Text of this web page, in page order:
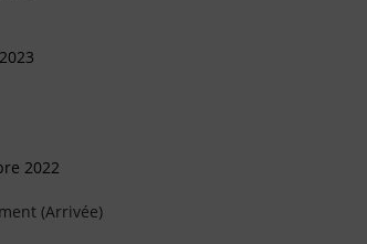
2022
(Arrivée)